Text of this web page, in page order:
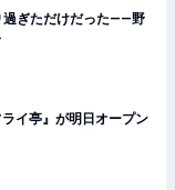
過ぎただけだった——野
イ亭』が明日オープン